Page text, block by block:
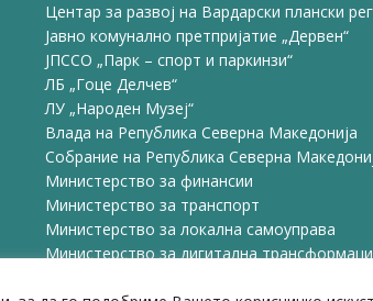
Центар за развој на Вардарски плански
Јавно комунално претпријатие „Дервен“
ЈПССО „Парк – спорт и паркинзи“
ЛБ „Гоце Делчев“
ЛУ „Народен Музеј“
Влада на Република Северна Македонија
Собрание на Република Северна
Министерство за финансии
Министерство за транспорт
Министерство за локална самоуправа
Министерство за дигитална